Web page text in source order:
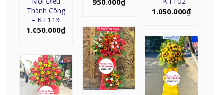
1.050.000₫
Thành Công
– KT113
1.050.000₫